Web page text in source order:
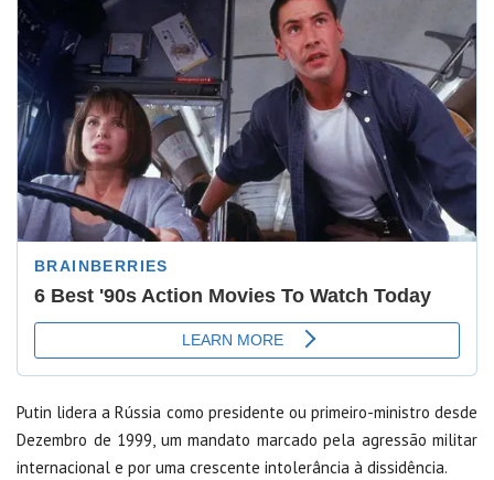
Putin lidera a Rússia como presidente ou primeiro-ministro desde
Dezembro de 1999, um mandato marcado pela agressão militar
internacional e por uma crescente intolerância à dissidência.